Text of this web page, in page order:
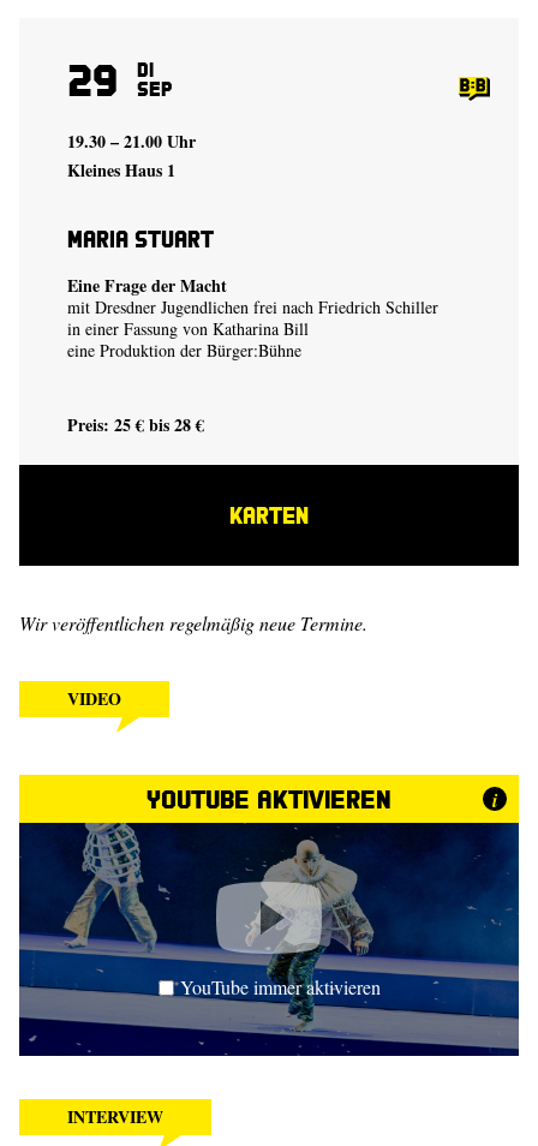
29 Di
Sep
19.30 – 21.00 Uhr
Kleines Haus 1
Maria Stuart
Eine Frage der Macht
mit Dresdner Jugendlichen frei nach Friedrich Schiller
in einer Fassung von Katharina Bill
eine Produktion der Bürger:Bühne
Preis: 25 € bis 28 €
KARTEN
Wir veröffentlichen regelmäßig neue Termine.
VIDEO
YouTube aktivieren i
YouTube immer aktivieren
INTERVIEW